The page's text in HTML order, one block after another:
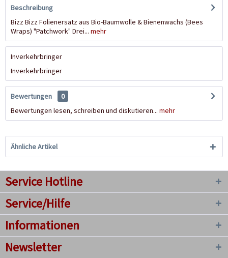
Beschreibung
Bizz Bizz Folienersatz aus Bio-Baumwolle & Bienenwachs (Bees
Wraps) "Patchwork" Drei... mehr
Inverkehrbringer
Inverkehrbringer
Bewertungen
0
Bewertungen lesen, schreiben und diskutieren... mehr
Ähnliche Artikel
Service Hotline
Service/Hilfe
Informationen
Newsletter